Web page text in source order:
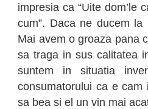
impresia ca “Uite dom’le
cum”. Daca ne ducem
Mai avem o groaza pana
sa traga in sus calitatea
suntem in situatia
consumatorului ca e
sa bea si el un vin mai